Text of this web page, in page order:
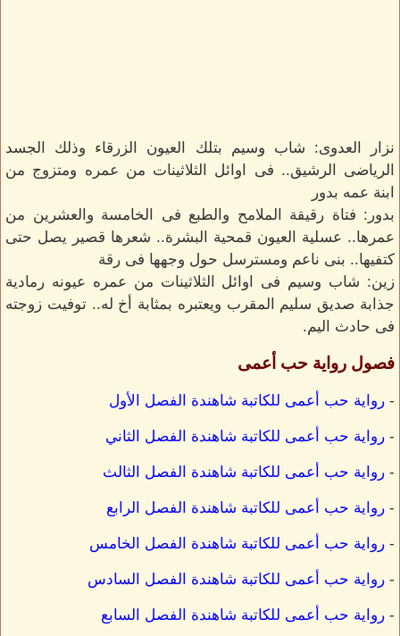
نزار العدوى: شاب وسيم بتلك العيون الزرقاء وذلك الجسد
الرياضى الرشيق.. فى اوائل الثلاثينات من عمره ومتزوج من
ابنة عمه بدور
بدور: فتاة رقيقة الملامح والطبع فى الخامسة والعشرين من
عمرها.. عسلية العيون قمحية البشرة.. شعرها قصير يصل حتى
كتفيها.. بنى ناعم ومسترسل حول وجهها فى رقة
زين: شاب وسيم فى اوائل الثلاثينات من عمره عيونه رمادية
جذابة صديق سليم المقرب ويعتبره بمثابة أخ له.. توفيت زوجته
فى حادث اليم.
فصول رواية حب أعمى
- رواية حب أعمى للكاتبة شاهندة الفصل الأول
- رواية حب أعمى للكاتبة شاهندة الفصل الثاني
- رواية حب أعمى للكاتبة شاهندة الفصل الثالث
- رواية حب أعمى للكاتبة شاهندة الفصل الرابع
- رواية حب أعمى للكاتبة شاهندة الفصل الخامس
- رواية حب أعمى للكاتبة شاهندة الفصل السادس
- رواية حب أعمى للكاتبة شاهندة الفصل السابع